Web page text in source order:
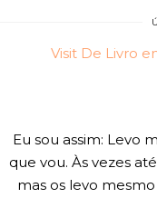
Visit De Livro
Eu sou assim: Levo
que vou. Às vezes
mas os levo